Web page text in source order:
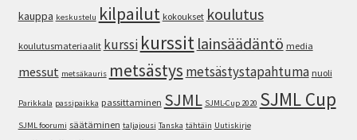
kauppa keskustelu kilpailut kokoukset koulutus
koulutusmateriaalit kurssi kurssit lainsäädäntö media
messut metsäkauris metsästys metsästystapahtuma nuoli
Parikkala passipaikka passittaminen SJML SJML-Cup 2020 SJML Cup
SJML foorumi säätäminen taljajousi Tanska tähtäin Uutiskirje